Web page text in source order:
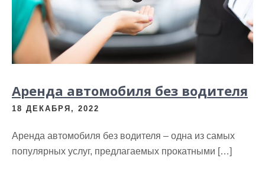
Аренда автомобиля без водителя
18 ДЕКАБРЯ, 2022
Аренда автомобиля без водителя – одна из самых
популярных услуг, предлагаемых прокатными […]